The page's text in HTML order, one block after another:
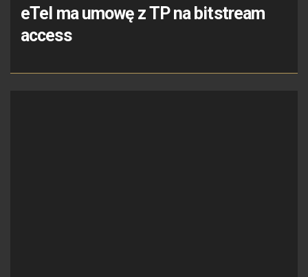
eTel ma umowę z TP na bitstream
access